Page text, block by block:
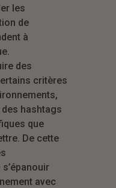
les
de
à
des
critères
hashtags
que
De cette
avec